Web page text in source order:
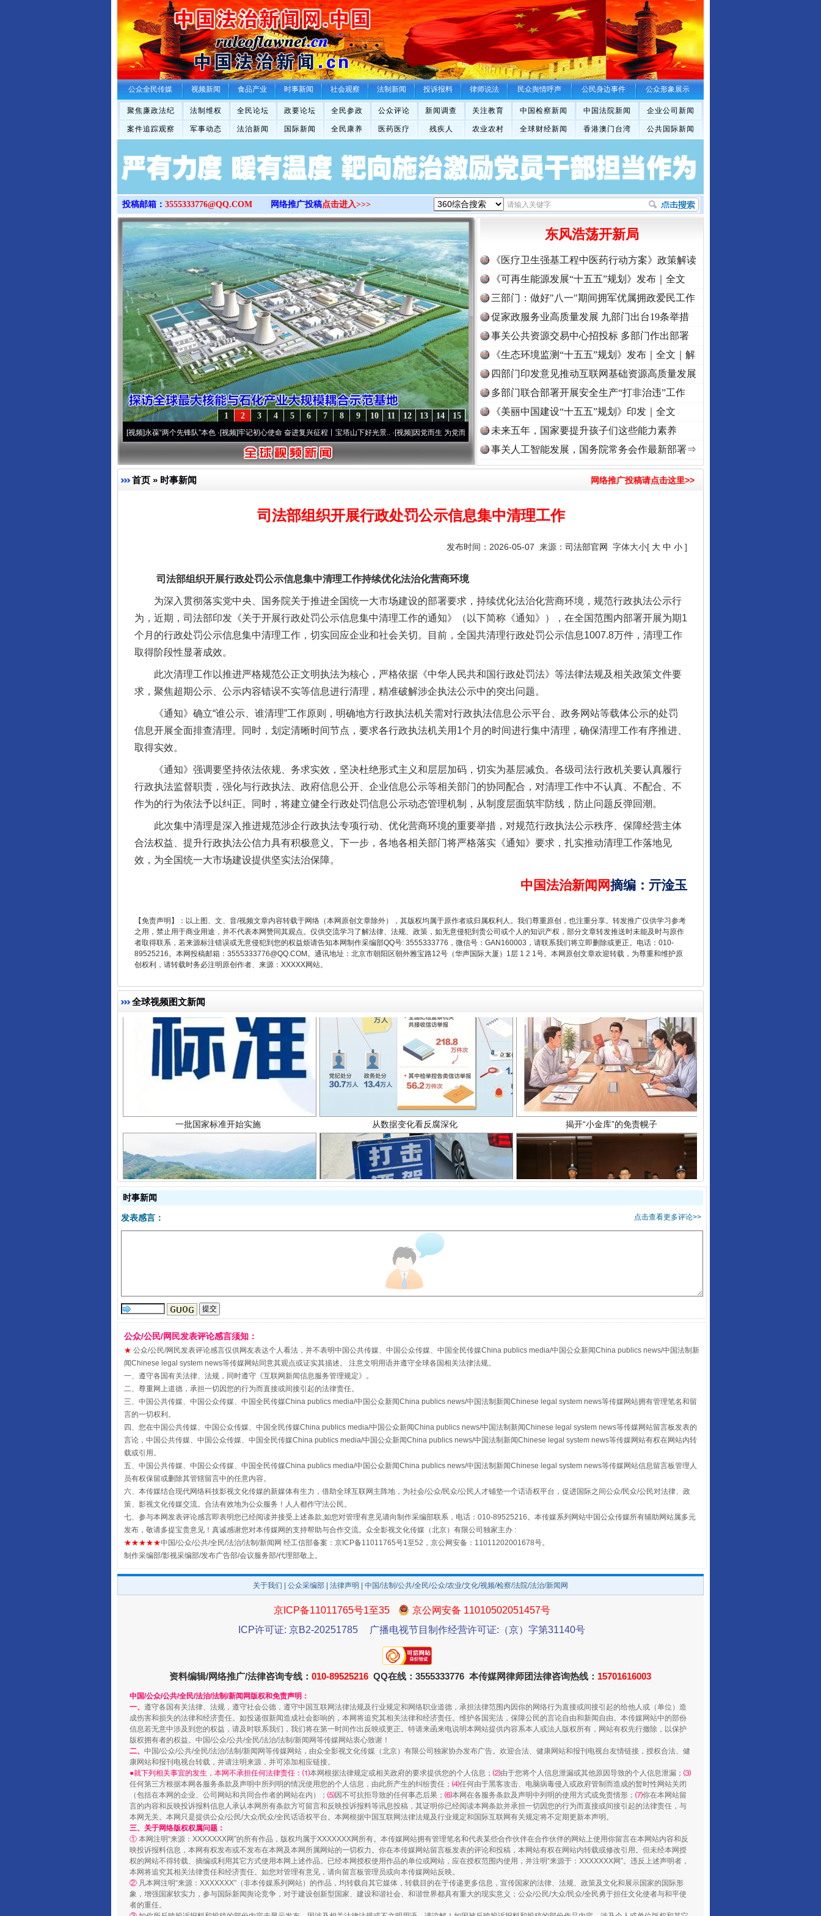
>
公众全民传媒 视频新闻 食品产业 时事新闻 社会观察 法制新闻 投诉报料 律师说法 民众舆情呼声 公民身边事件 公众形象展示
聚焦廉政法纪 法制维权 全民论坛 政要论坛 全民参政 公众评论 新闻调查 关注教育 中国检察新闻 中国法院新闻 企业公司新闻
案件追踪观察 军事动态 法治新闻 国际新闻 全民康养 医药医疗 残疾人 农业农村 全球财经新闻 香港澳门台湾 公共国际新闻
投稿邮箱： 3555333776@QQ.COM 网络推广投稿点击进入>>>
15
14
13
12
11
10
9
8
7
6
5
4
3
2
1
永葆“两个先锋队”本色·[视频]牢记初心使命 奋进复兴征程丨宝塔山下好光景..·[视频]因党而生 为党而战——百年“纪”事⑧加强纪律..·[视频]牢记初心使命 奋进复兴征程丨“转折之城”激荡..
东风浩荡开新局
《医疗卫生强基工程中医药行动方案》政策解读
《可再生能源发展“十五五”规划》发布｜全文
三部门：做好"八一"期间拥军优属拥政爱民工作
促家政服务业高质量发展 九部门出台19条举措
事关公共资源交易中心招投标 多部门作出部署
《生态环境监测“十五五”规划》发布｜全文｜解
读
四部门印发意见推动互联网基础资源高质量发展
多部门联合部署开展安全生产“打非治违”工作
《美丽中国建设“十五五”规划》印发｜全文
未来五年，国家要提升孩子们这些能力素养
事关人工智能发展，国务院常务会作最新部署⇒
首页 » 时事新闻 网络推广投稿请点击这里>>
司法部组织开展行政处罚公示信息集中清理工作
发布时间：2026-05-07 来源： 司法部官网 字体大小[ 大 中 小 ]
司法部组织开展行政处罚公示信息集中清理工作持续优化法治化营商环境
为深入贯彻落实党中央、国务院关于推进全国统一大市场建设的部署要求，持续优化法治化营商环境，规范行政执法公示行
为，近期，司法部印发《关于开展行政处罚公示信息集中清理工作的通知》（以下简称《通知》），在全国范围内部署开展为期1
个月的行政处罚公示信息集中清理工作，切实回应企业和社会关切。目前，全国共清理行政处罚公示信息1007.8万件，清理工作
取得阶段性显著成效。
此次清理工作以推进严格规范公正文明执法为核心，严格依据《中华人民共和国行政处罚法》等法律法规及相关政策文件要
求，聚焦超期公示、公示内容错误不实等信息进行清理，精准破解涉企执法公示中的突出问题。
《通知》确立“谁公示、谁清理”工作原则，明确地方行政执法机关需对行政执法信息公示平台、政务网站等载体公示的处罚
信息开展全面排查清理。同时，划定清晰时间节点，要求各行政执法机关用1个月的时间进行集中清理，确保清理工作有序推进、
取得实效。
《通知》强调要坚持依法依规、务求实效，坚决杜绝形式主义和层层加码，切实为基层减负。各级司法行政机关要认真履行
行政执法监督职责，强化与行政执法、政府信息公开、企业信息公示等相关部门的协同配合，对清理工作中不认真、不配合、不
作为的行为依法予以纠正。同时，将建立健全行政处罚信息公示动态管理机制，从制度层面筑牢防线，防止问题反弹回潮。
此次集中清理是深入推进规范涉企行政执法专项行动、优化营商环境的重要举措，对规范行政执法公示秩序、保障经营主体
合法权益、提升行政执法公信力具有积极意义。下一步，各地各相关部门将严格落实《通知》要求，扎实推动清理工作落地见
效，为全国统一大市场建设提供坚实法治保障。
中国法治新闻网摘编 ： 亓淦玉
【免责声明】：以上图、文、音/视频文章内容转载于网络（本网原创文章除外），其版权均属于原作者或归属权利人。我们尊重原创，也注重分享。转发推广仅供学习参考
之用，禁止用于商业用途，并不代表本网赞同其观点。仅供交流学习了解法律、法规、政策，如无意侵犯到贵公司或个人的知识产权，部分文章转发推送时未能及时与原作
者取得联系，若来源标注错误或无意侵犯到您的权益烦请告知本网制作采编部QQ号: 3555333776，微信号：GAN160003，请联系我们将立即删除或更正。电话：010-
89525216。本网投稿邮箱：3555333776@QQ.COM。通讯地址：北京市朝阳区朝外雅宝路12号（华声国际大厦）1层 1 2 1号。本网原创文章欢迎转载，为尊重和维护原
创权利，请转载时务必注明原创作者、来源：XXXXX网站。
全球视频图文新闻
完善运行机制助力责任有效落实 行业协会接连发公告 东山县通报“牛蛙产品抗生素超标问题”
一批国家标准开始实施 从数据变化看反腐深化 揭开“小金库”的免责幌子
受贿1.44亿！段成刚被判无期
从幼儿园到大学，有这些资助
事关残疾人未来5年 让传统村落焕发生机
规模最大的光氢储一体化项目 走走走！国家喊你健身啦 国家大学科技园优化重塑工作
镜头丨大暑三秋近 山西：不断增强治理腐败综合效能
时事新闻
点击查看更多评论>>
发表感言：
公众/公民/网民发表评论感言须知：
★ 公众/公民/网民发表评论感言仅供网友表达个人看法，并不表明中国公共传媒、中国公众传媒、中国全民传媒China publics media/中国公众新闻China publics news/中国法制新
闻Chinese legal system news等传媒网站同意其观点或证实其描述。 注意文明用语并遵守全球各国相关法律法规。
一、遵守各国有关法律、法规，同时遵守《互联网新闻信息服务管理规定》。
二、尊重网上道德，承担一切因您的行为而直接或间接引起的法律责任。
三、中国公共传媒、中国公众传媒、中国全民传媒China publics media/中国公众新闻China publics news/中国法制新闻Chinese legal system news等传媒网站拥有管理笔名和留
言的一切权利。
四、您在中国公共传媒、中国公众传媒、中国全民传媒China publics media/中国公众新闻China publics news/中国法制新闻Chinese legal system news等传媒网站留言板发表的
言论，中国公共传媒、中国公众传媒、中国全民传媒China publics media/中国公众新闻China publics news/中国法制新闻Chinese legal system news等传媒网站有权在网站内转
载或引用。
五、中国公共传媒、中国公众传媒、中国全民传媒China publics media/中国公众新闻China publics news/中国法制新闻Chinese legal system news等传媒网站信息留言板管理人
员有权保留或删除其管辖留言中的任意内容。
六、本传媒结合现代网络科技影视文化传媒的新媒体有生力，借助全球互联网主阵地，为社会/公众/民众/公民人才铺垫一个话语权平台，促进国际之间公众/民众/公民对法律、政
策、影视文化传媒交流。合法有效地为公众服务！人人都作守法公民。
七、参与本网发表评论感言即表明您已经阅读并接受上述条款,如您对管理有意见请向制作采编部联系，电话：010-89525216。本传媒系列网站中国公众传媒所有辅助网站属多元
发布，敬请多提宝贵意见！真诚感谢您对本传媒网的支持帮助与合作交流。众全影视文化传媒（北京）有限公司独家主办 :
★★★★★中国/公众/公共/全民/法治/法制/新闻网 经工信部备案：京ICP备11011765号1至52，京公网安备：11011202001678号。
制作采编部/影视采编部/发布广告部/会议服务部/代理部敬上。
关于我们 公众采编部 法律声明 | 中国/法制/公共/全民/公众/农业/文化/视频/检察/法院/法治/新闻网
京ICP备11011765号1至35
京公网安备 11010502051457号
ICP许可证: 京B2-20251785
广播电视节目制作经营许可证:（京）字第31140号
资料编辑/网络推广/法律咨询专线： 010-89525216 QQ在线：3555333776 本传媒网律师团法律咨询热线： 15701616003
中国/公众/公共/全民/法治/法制/新闻网版权和免责声明：
一、 遵守各国有关法律、法规，遵守社会公德，遵守中国互联网法律法规及行业规定和网络职业道德，承担法律范围内因你的网络行为直接或间接引起的给他人或（单位）造
成伤害和损失的法律和经济责任。如投递假新闻造成社会影响的，本网将追究其相关法律和经济责任。维护各国宪法，保障公民的言论自由和新闻自由。本传媒网站中的部份
信息若无意中涉及到您的权益，请及时联系我们，我们将在第一时间作出反映或更正。特请来函来电说明本网站提供内容系本人或法人版权所有，网站有权先行撤除，以保护
版权拥有者的权益。中国/公众/公共/全民/法治/法制/新闻网等传媒网站衷心致谢！
二、 中国/公众/公共/全民/法治/法制/新闻网等传媒网站，由众全影视文化传媒（北京）有限公司独家协办发布广告。欢迎合法、健康网站和报刊电视台友情链接，授权合法、健
康网站和报刊电视台转载，并请注明来源，并可添加相应链接。
●就下列相关事宜的发生，本网不承担任何法律责任：⑴本网根据法律规定或相关政府的要求提供您的个人信息； ⑵由于您将个人信息泄漏或其他原因导致的个人信息泄漏； ⑶
任何第三方根据本网各服务条款及声明中所列明的情况使用您的个人信息，由此所产生的纠纷责任； ⑷任何由于黑客攻击、电脑病毒侵入或政府管制而造成的暂时性网站关闭
（包括在本网的企业、公司网站和共同合作者的网站在内）； ⑸因不可抗拒导致的任何事态后果； ⑹本网在各服务条款及声明中列明的使用方式或免责情形； ⑺你在本网站留
言的内容和反映投诉报料信息人承认本网所有条款方可留言和反映投诉报料等讯息投稿，其证明你已经阅读本网条款并承担一切因您的行为而直接或间接引起的法律责任，与
本网无关。本网只是提供公众/公民/大众/民众/全民话语权平台。本网根据中国互联网法律法规及行业规定和国际互联网有关规定将不定期更新本声明。
三、关于网络版权权属问题：
① 本网注明“来源：XXXXXXX网”的所有作品，版权均属于XXXXXXX网所有。本传媒网站拥有管理笔名和代表某些合作伙伴在合作伙伴的网站上使用你留言在本网站内容和反
映投诉报料信息，本网有权发布或不发布在本网及本网所属网站的一切权力。你在本传媒网站留言板发表的评论和投稿，本网站有权在网站内转载或修改引用。但未经本网授
权的网站不得转载、摘编或利用其它方式使用本网上述作品。已经本网授权使用作品的单位或网站，应在授权范围内使用，并注明“来源于：XXXXXXX网”。违反上述声明者，
本网将追究其相关法律责任和经济责任。如您对管理有意见，请向留言板管理员或向本传媒网站反映。
② 凡本网注明“来源：XXXXXXX”（非本传媒系列网站）的作品，均转载自其它媒体，转载目的在于传递更多信息，宣传国家的法律、法规、政策及文化和展示国家的国际形
象，增强国家软实力，参与国际新闻舆论竞争，对于建设创新型国家、建设和谐社会、和谐世界都具有重大的现实意义；公众/公民/大众/民众/全民勇于担任文化使者与和平使
者的重任。